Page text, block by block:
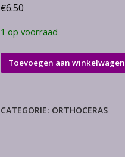
€6.50
1 op voorraad
Orthoceras
aantal
Toevoegen aan winkelwagen
CATEGORIE: ORTHOCERAS